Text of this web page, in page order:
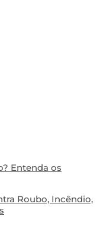
Entenda os
Roubo, Incêndio,